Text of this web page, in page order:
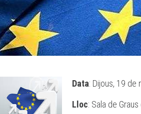
Data: Dijous, 19 de
Lloc: Sala de